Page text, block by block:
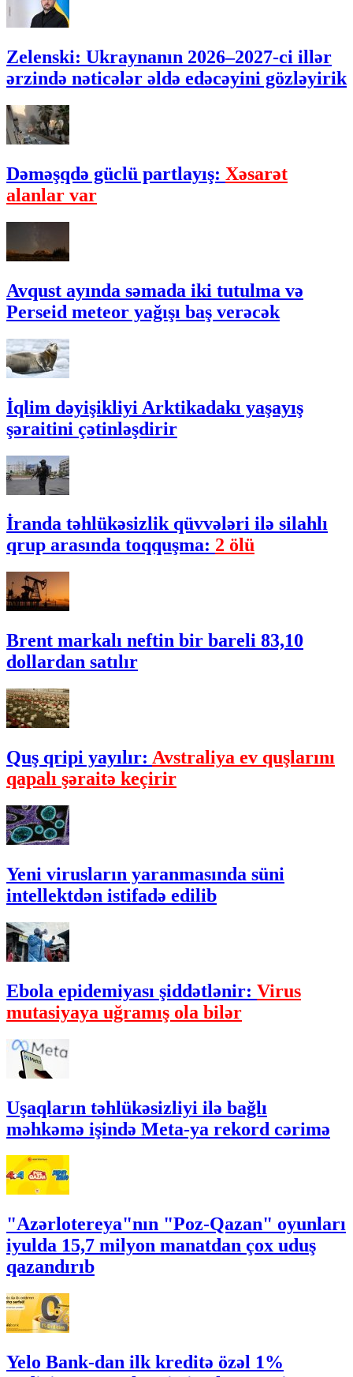
Zelenski: Ukraynanın 2026–2027-ci illər
ərzində nəticələr əldə edəcəyini gözləyirik
Dəməşqdə güclü partlayış: Xəsarət
alanlar var
Avqust ayında səmada iki tutulma və
Perseid meteor yağışı baş verəcək
İqlim dəyişikliyi Arktikadakı yaşayış
şəraitini çətinləşdirir
İranda təhlükəsizlik qüvvələri ilə silahlı
qrup arasında toqquşma: 2 ölü
Brent markalı neftin bir bareli 83,10
dollardan satılır
Quş qripi yayılır: Avstraliya ev quşlarını
qapalı şəraitə keçirir
Yeni virusların yaranmasında süni
intellektdən istifadə edilib
Ebola epidemiyası şiddətlənir: Virus
mutasiyaya uğramış ola bilər
Uşaqların təhlükəsizliyi ilə bağlı
məhkəmə işində Meta-ya rekord cərimə
"Azərlotereya"nın "Poz-Qazan" oyunları
iyulda 15,7 milyon manatdan çox uduş
qazandırıb
Yelo Bank-dan ilk kreditə özəl 1%